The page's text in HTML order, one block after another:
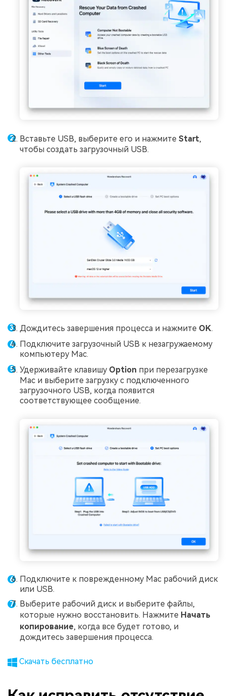
Вставьте USB, выберите его и нажмите Start,
чтобы создать загрузочный USB.
Дождитесь завершения процесса и нажмите OK.
Подключите загрузочный USB к незагружаемому
компьютеру Mac.
Удерживайте клавишу Option при перезагрузке
Mac и выберите загрузку с подключенного
загрузочного USB, когда появится
соответствующее сообщение.
Подключите к поврежденному Mac рабочий диск
или USB.
Выберите рабочий диск и выберите файлы,
которые нужно восстановить. Нажмите Начать
копирование, когда все будет готово, и
дождитесь завершения процесса.
Скачать бесплатно